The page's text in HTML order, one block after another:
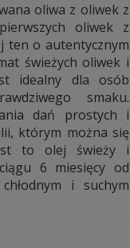
oliwa z oliwek z
oliwek z
ten o autentycznym
świeżych oliwek i
idealny dla osób
smaku.
dań prostych i
którym można się
to olej świeży i
6 miesięcy od
i suchym